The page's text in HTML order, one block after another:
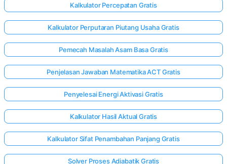
Kalkulator Percepatan Gratis
Kalkulator Perputaran Piutang Usaha Gratis
Pemecah Masalah Asam Basa Gratis
Penjelasan Jawaban Matematika ACT Gratis
Penyelesai Energi Aktivasi Gratis
Kalkulator Hasil Aktual Gratis
Kalkulator Sifat Penambahan Panjang Gratis
Solver Proses Adiabatik Gratis